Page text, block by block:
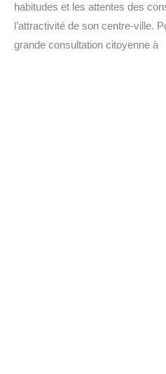
habitudes et les attentes des
l’attractivité de son centre-ville.
grande consultation citoyenne à